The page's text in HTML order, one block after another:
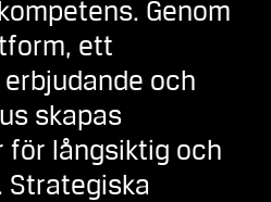
Genom
ett
och
skapas
långsiktig och
Strategiska